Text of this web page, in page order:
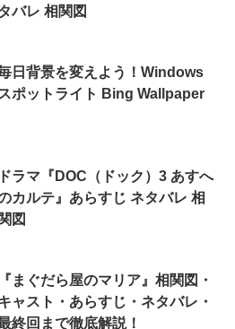
バレ 相関図
日背景を変えよう！Windows
スポットライト Bing Wallpaper
ドラマ『DOC（ドック）3 あすへ
カルテ』あらすじ ネタバレ 相
関図
『まぐだら屋のマリア』相関図・
ャスト・あらすじ・ネタバレ・
終回まで徹底解説！